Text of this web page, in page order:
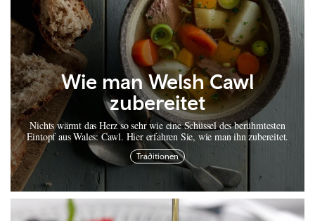
Wie man Welsh Cawl
zubereitet
Nichts wärmt das Herz so sehr wie eine Schüssel des berühmtesten
Eintopf aus Wales: Cawl. Hier erfahren Sie, wie man ihn zubereitet.
Traditionen